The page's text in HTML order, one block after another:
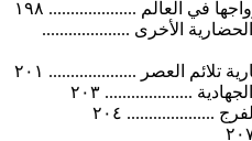
العالم .................... ١٩٨
الأخرى ....................
العصر .................... ٢٠١
.................... ٢٠٣
٢٠٤